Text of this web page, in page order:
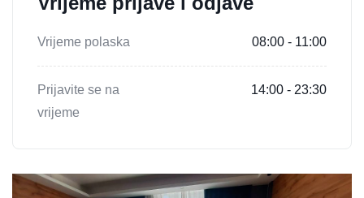
Vrijeme polaska 08:00 - 11:00
Prijavite se na
vrijeme
14:00 - 23:30